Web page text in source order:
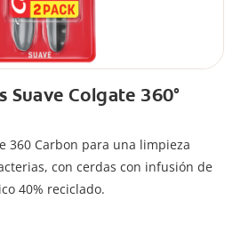
Suave Colgate 360°
360 ​​Carbon para una limpieza
con cerdas con infusión de
40% reciclado.